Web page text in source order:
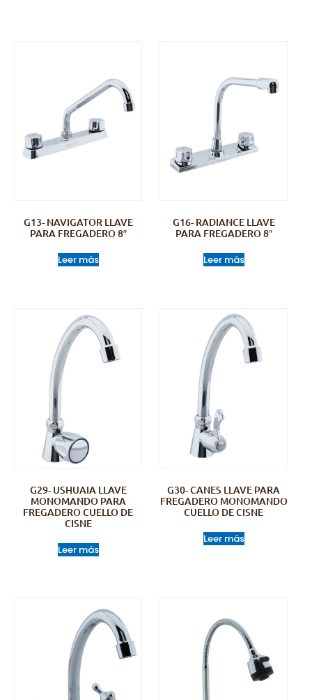
G13- NAVIGATOR LLAVE
PARA FREGADERO 8″
Leer más
G16- RADIANCE LLAVE
PARA FREGADERO 8″
Leer más
G29- USHUAIA LLAVE
MONOMANDO PARA
FREGADERO CUELLO DE
CISNE
Leer más
G30- CANES LLAVE PARA
FREGADERO MONOMANDO
CUELLO DE CISNE
Leer más